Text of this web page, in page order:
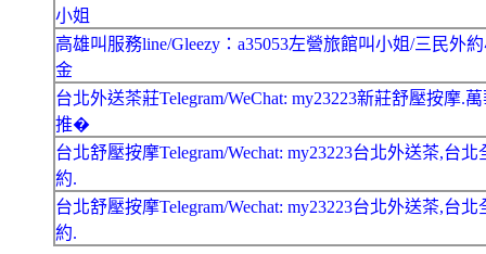
小姐
高雄叫服務line/Gleezy：a35053左營旅館叫小姐/三民外
金
台北外送茶莊Telegram/WeChat: my23223新莊舒壓按摩.
推�
台北舒壓按摩Telegram/Wechat: my23223台北外送茶,台北
約.
台北舒壓按摩Telegram/Wechat: my23223台北外送茶,台北
約.